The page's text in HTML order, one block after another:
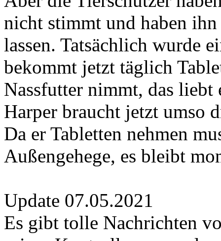
nicht stimmt und haben
lassen. Tatsächlich wurde
bekommt jetzt täglich
Nassfutter nimmt, das liebt
Harper braucht jetzt umso
Da er Tabletten nehmen
Außengehege, es bleibt
Update 07.05.2021
Es gibt tolle Nachrichten